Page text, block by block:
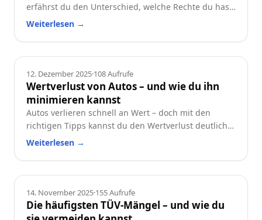
erfährst du den Unterschied, welche Rechte du hast
und worauf du beim Neu- oder Gebrauchtwagen
Weiterlesen →
Ratgeber
12. Dezember 2025·108Aufrufe
Wertverlust von Autos – und wie du ihn
minimieren kannst
Autos verlieren schnell an Wert – doch mit den
richtigen Tipps kannst du den Wertverlust deutlich
reduzieren. Erfahre, welche Faktoren besonders
wertstabil hältst.
Weiterlesen →
Ratgeber
14. November 2025·155Aufrufe
Die häufigsten TÜV-Mängel – und wie du